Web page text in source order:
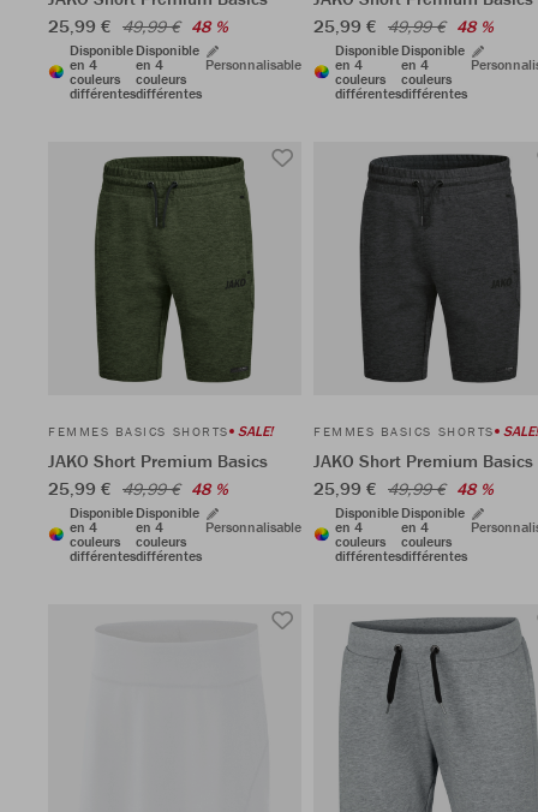
25,99 € 49,99 € 48 %
Disponible
en 4
couleurs
différentes
Disponible
en 4
couleurs
différentes
Personnalisable
25,99 € 49,99 € 48 %
Disponible
en 4
couleurs
différentes
Disponible
en 4
couleurs
différentes
FEMMES BASICS SHORTS SALE!
JAKO Short Premium Basics
25,99 € 49,99 € 48 %
Disponible
en 4
couleurs
différentes
Disponible
en 4
couleurs
différentes
Personnalisable
FEMMES BASICS SHORTS SALE!
JAKO Short Premium Basics
25,99 € 49,99 € 48 %
Disponible
en 4
couleurs
différentes
Disponible
en 4
couleurs
différentes